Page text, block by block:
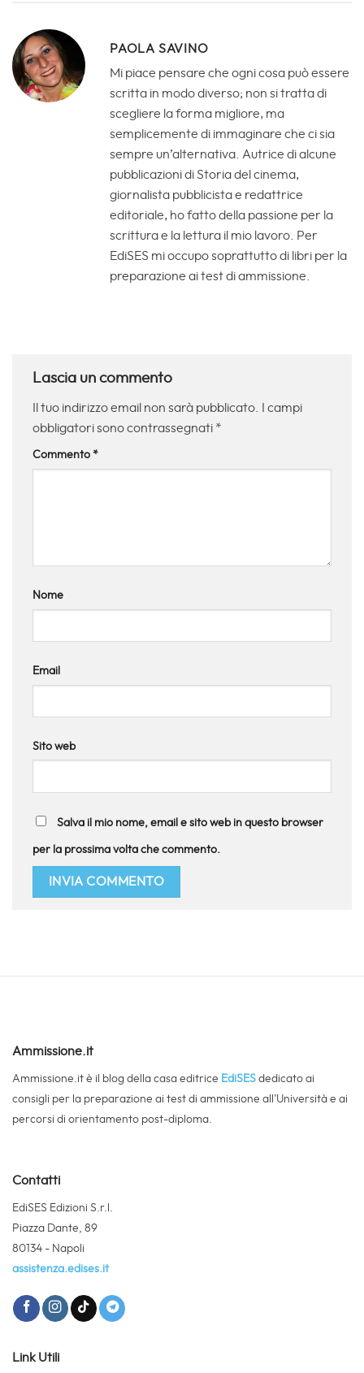
PAOLA SAVINO
Mi piace pensare che ogni cosa può essere
scritta in modo diverso; non si tratta di
scegliere la forma migliore, ma
semplicemente di immaginare che ci sia
sempre un’alternativa. Autrice di alcune
pubblicazioni di Storia del cinema,
giornalista pubblicista e redattrice
editoriale, ho fatto della passione per la
scrittura e la lettura il mio lavoro. Per
EdiSES mi occupo soprattutto di libri per la
preparazione ai test di ammissione.
Lascia un commento
Il tuo indirizzo email non sarà pubblicato.
I campi
obbligatori sono contrassegnati *
Commento *
Nome
Email
Sito web
Salva il mio nome, email e sito web in questo browser
per la prossima volta che commento.
Ammissione.it
Ammissione.it è il blog della casa editrice EdiSES dedicato ai
consigli per la preparazione ai test di ammissione all’Università e ai
percorsi di orientamento post-diploma.
Contatti
EdiSES Edizioni S.r.l.
Piazza Dante, 89
80134 - Napoli
assistenza.edises.it
Link Utili